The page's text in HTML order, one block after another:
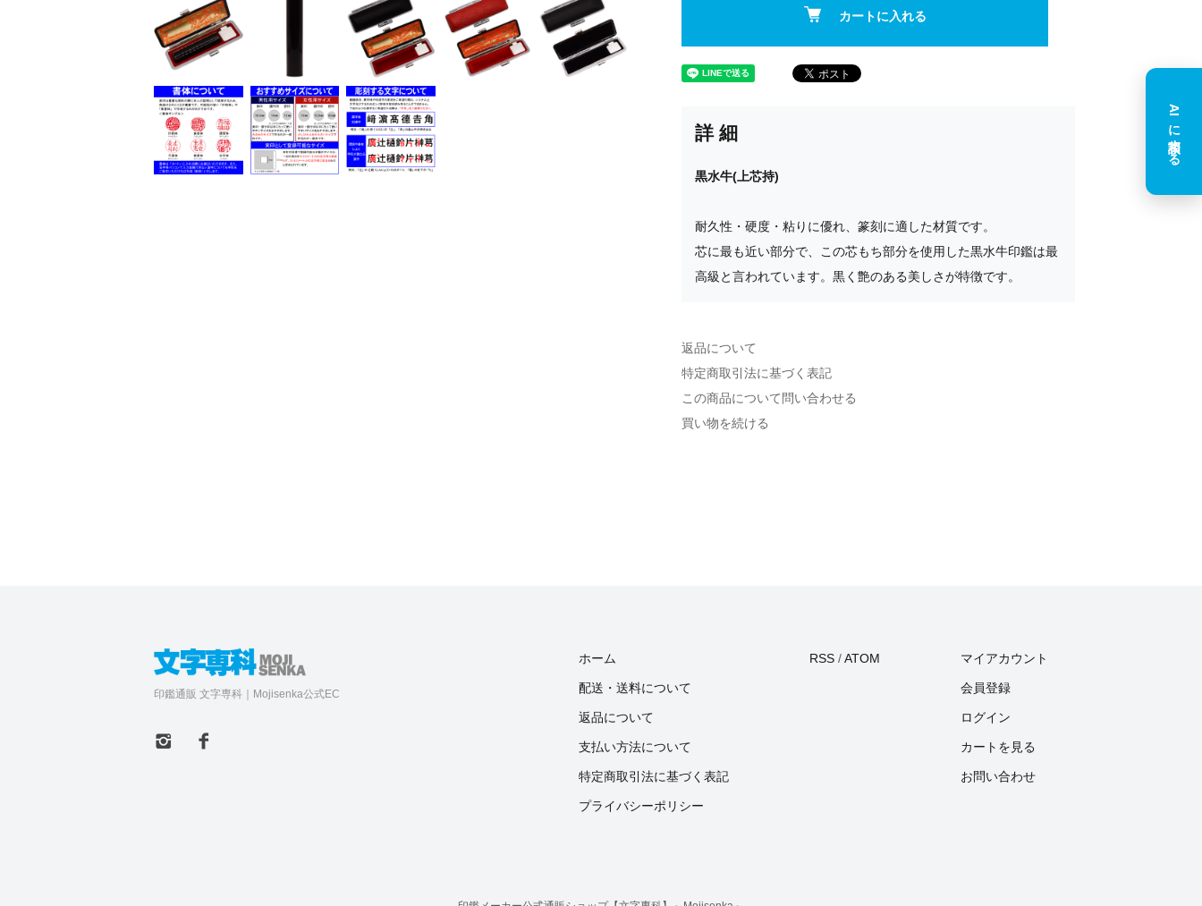
カートに入れる
詳細
黒水牛(上芯持)
耐久性・硬度・粘りに優れ、篆刻に適した材質です。
芯に最も近い部分で、この芯もち部分を使用した黒水牛印鑑は最
高級と言われています。黒く艶のある美しさが特徴です。
返品について
特定商取引法に基づく表記
この商品について問い合わせる
買い物を続ける
AIに相談する
印鑑通販 文字専科｜Mojisenka公式EC
ホーム
配送・送料について
返品について
支払い方法について
特定商取引法に基づく表記
プライバシーポリシー
RSS /ATOM マイアカウント
会員登録
ログイン
カートを見る
お問い合わせ